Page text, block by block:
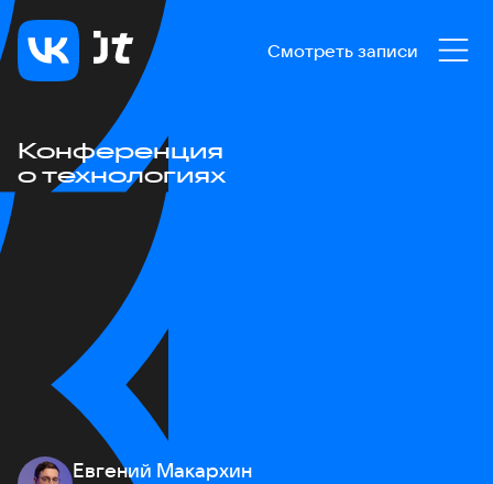
Смотреть записи
Конференция
о технологиях
Евгений Макархин